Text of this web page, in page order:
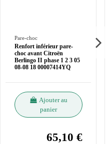
Pare-choc
Renfort inférieur pare-
choc avant Citroën
Berlingo II phase 1 2 3 05
08-08 18 00007414YQ
Ajouter au
panier
65,10 €